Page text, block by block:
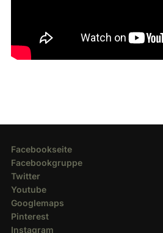
Facebookseite
Facebookgruppe
Twitter
Youtube
Googlemaps
Pinterest
Instagram